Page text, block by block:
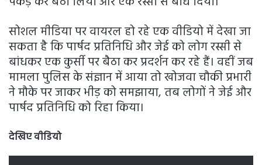
सोशल मीडिया पर वायरल हो रहे एक वीडियो में देखा जा
सकता है कि पार्षद प्रतिनिधि और जेई को लोग रस्सी से
बांधकर एक कुर्सी पर बैठा कर प्रदर्शन कर रहे हैं। वहीं जब
मामला पुलिस के संज्ञान में आया तो खोजवा चौकी प्रभारी
ने मौके पर जाकर भीड़ को समझाया, तब लोगों ने जेई और
पार्षद प्रतिनिधि को रिहा किया।
देखिए वीडियो